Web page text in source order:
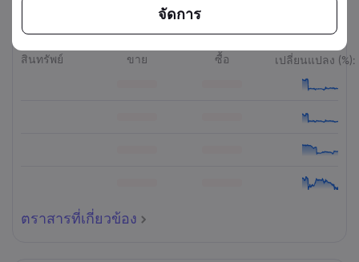
ตราสารที่เกี่ยวข้อง
สินทรัพย์ ขาย ซื้อ เปลี่ยนแปลง (%):
ตราสารที่เกี่ยวข้อง
จัดการ